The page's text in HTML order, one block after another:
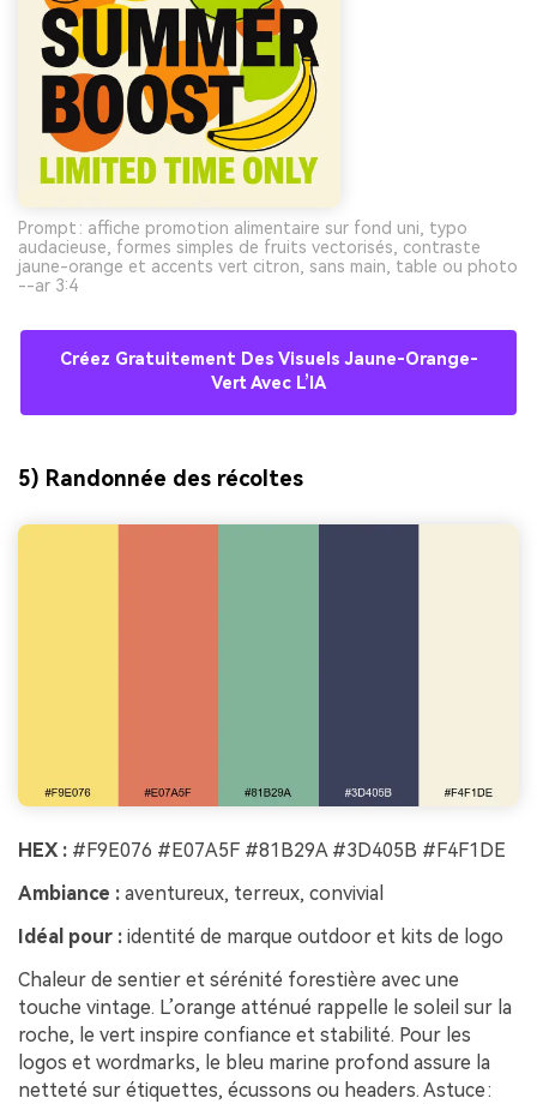
Prompt : affiche promotion alimentaire sur fond uni, typo
audacieuse, formes simples de fruits vectorisés, contraste
jaune-orange et accents vert citron, sans main, table ou photo
--ar 3:4
Créez Gratuitement Des Visuels Jaune-Orange-
Vert Avec L’IA
5) Randonnée des récoltes
HEX : #F9E076 #E07A5F #81B29A #3D405B #F4F1DE
Ambiance : aventureux, terreux, convivial
Idéal pour : identité de marque outdoor et kits de logo
Chaleur de sentier et sérénité forestière avec une
touche vintage. L’orange atténué rappelle le soleil sur la
roche, le vert inspire confiance et stabilité. Pour les
logos et wordmarks, le bleu marine profond assure la
netteté sur étiquettes, écussons ou headers. Astuce :